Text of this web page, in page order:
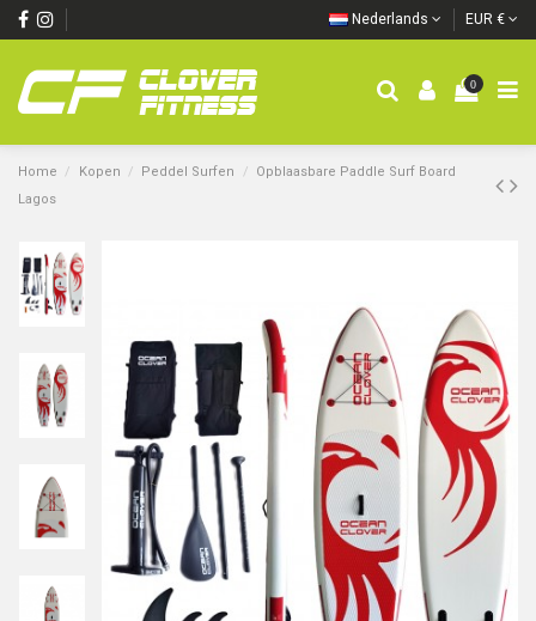
Nederlands EUR €
0
Home Kopen Peddel Surfen
Opblaasbare Paddle Surf Board
Lagos